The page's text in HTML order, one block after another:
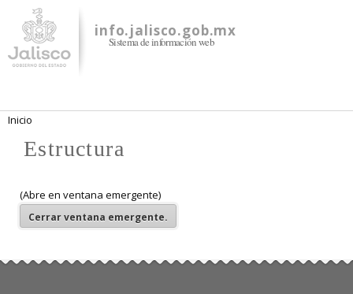
contenido
principal
info.jalisco.gob.mx
Sistema de información web
Se encuentra usted aquí
Inicio
Estructura
(Abre en ventana emergente)
Cerrarventana emergente.